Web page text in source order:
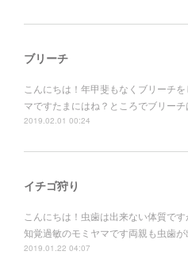
ブリーチ
こんにちは！年甲斐もなくブリーチ
マですたまにはね？ところでブリーチ
2019.02.01 00:24
イチゴ狩り
こんにちは！虫歯は出来ない体質で
知覚過敏のモミヤマです両親も虫歯が
2019.01.22 04:07